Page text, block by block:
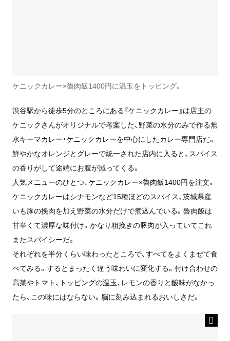
ケニックカレー×魯肉飯1400円に温玉をトッピング。
渋谷駅から徒歩5分のところにある『ケニックカレー』は店主の
ケニックさんがオリジナルで考案した、野菜の水分のみで作る無
水キーマカレー・ケニックカレーを中心にしたカレー専門店だ。
鮮やかなオレンジとグレーで統一された店内に入ると、スパイス
の香りがして途端にお腹が減ってくる。
人気メニューのひとつ、ケニックカレー×魯肉飯1400円を注文。
ケニックカレーはシナモンなど15種ほどのスパイス、茨城県産
いも豚の挽肉を加え野菜の水分だけで煮込んでいる。魯肉飯は
甘辛くて濃厚な味付け。かなり粗挽きの豚肉が入っていてこれ
またスパイシーだ。
それぞれを半分くらい味わったところで、すべてをよくまぜて食
べてみる。するとまったく違う味わいに変化する。付け合わせの
高菜やトマト、トッピングの温玉、レモンの香りと酸味がなかっ
たら、この味にはならない。脳に刻み込まれるおいしさだ。